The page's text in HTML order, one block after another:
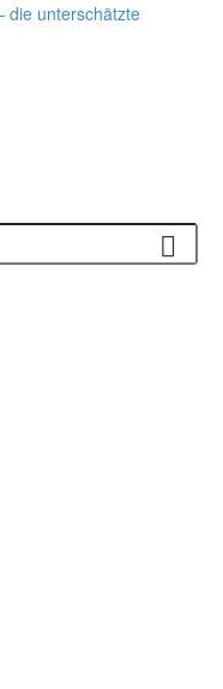
die unterschätzte